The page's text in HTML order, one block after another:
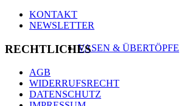
VASEN & ÜBERTÖPFE
KONTAKT
NEWSLETTER
RECHTLICHES
AGB
WIDERRUFSRECHT
DATENSCHUTZ